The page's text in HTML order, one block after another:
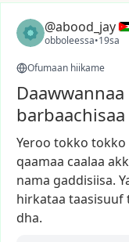
@abood_jay
obboleessa•19sa
Ofumaan hiikame
barbaachisaa
Yeroo tokko tokko
qaamaa caalaa
nama gaddisiisa.
hirkataa taasisuuf
dha.